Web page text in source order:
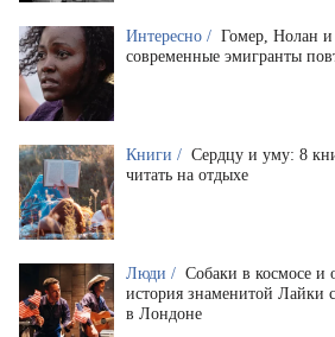
Интересно / Гомер, Нолан
современные эмигранты
Книги / Сердцу и уму: 8
читать на отдыхе
Люди / Собаки в космосе и
история знаменитой Лайки
в Лондоне